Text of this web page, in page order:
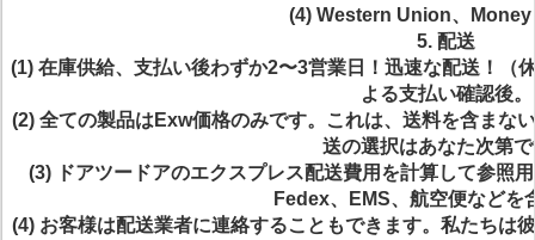
(4) Western Union、Money
5. 配送
(1) 在庫供給、支払い後わずか2〜3営業日！迅速な配送！（
よる支払い確認後。
(2) 全ての製品はExw価格のみです。これは、送料を含まな
送の選択はあなた次第
(3) ドアツードアのエクスプレス配送費用を計算して参照
Fedex、EMS、航空便などを
(4) お客様は配送業者に連絡することもできます。私たちは